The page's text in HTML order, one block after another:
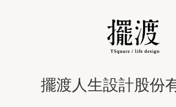
擺渡人生設計股份